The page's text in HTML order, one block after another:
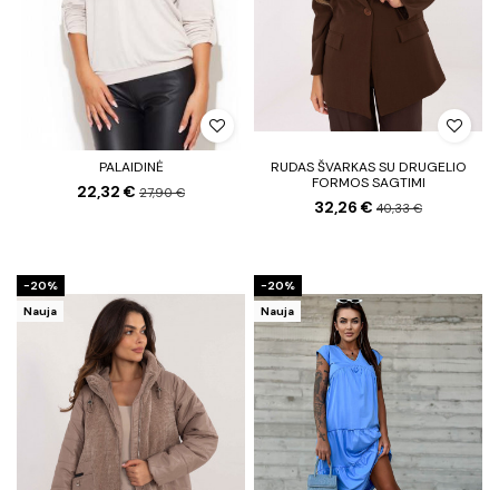
PALAIDINĖ
22,32 € 27,90 €
RUDAS ŠVARKAS SU DRUGELIO
FORMOS SAGTIMI
32,26 € 40,33 €
−20%
Nauja
−20%
Nauja